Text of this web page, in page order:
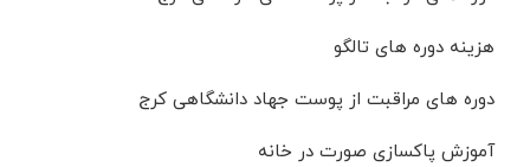
هزینه دوره های تالگو
دوره های مراقبت از پوست جهاد دانشگاهی کرج
آموزش پاکسازی صورت در خانه